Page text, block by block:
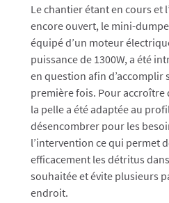
Le chantier étant en cours et
encore ouvert, le mini-
équipé d’un moteur
puissance de 1300W, a été
en question afin d’accomplir
première fois. Pour accroître
la pelle a été adaptée au
désencombrer pour les
l’intervention ce qui permet
efficacement les détritus
souhaitée et évite plusieurs
endroit.